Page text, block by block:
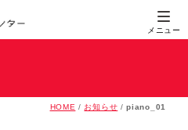
HOME / お知らせ /piano_01